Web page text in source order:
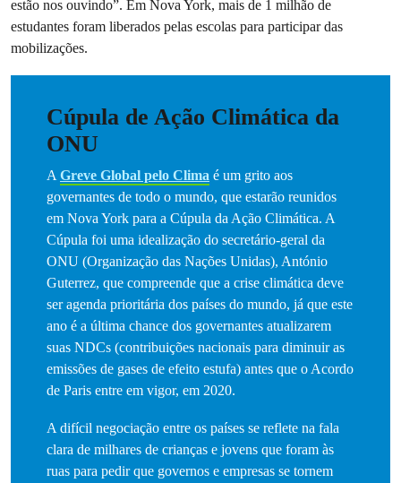
estão nos ouvindo”. Em Nova York, mais de 1 milhão de
estudantes foram liberados pelas escolas para participar das
mobilizações.
Cúpula de Ação Climática da
ONU
AGreve Global pelo Clima é um grito aos
governantes de todo o mundo, que estarão reunidos
em Nova York para a Cúpula da Ação Climática. A
Cúpula foi uma idealização do secretário-geral da
ONU (Organização das Nações Unidas), António
Guterrez, que compreende que a crise climática deve
ser agenda prioritária dos países do mundo, já que este
ano é a última chance dos governantes atualizarem
suas NDCs (contribuições nacionais para diminuir as
emissões de gases de efeito estufa) antes que o Acordo
de Paris entre em vigor, em 2020.
A difícil negociação entre os países se reflete na fala
clara de milhares de crianças e jovens que foram às
ruas para pedir que governos e empresas se tornem